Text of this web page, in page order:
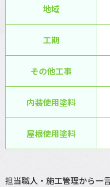
地域
工期
その他工事
内装使用塗料
屋根使用塗料
担当職人・施工管理から一